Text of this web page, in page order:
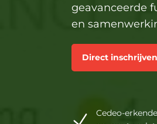
geavanceerde
en
Direct inschrijven
Cedeo-